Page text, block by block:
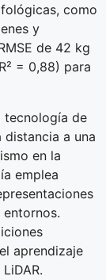
como
y
de 42 kg
= 0,88) para
tecnología de
a una
en la
emplea
aprendizaje